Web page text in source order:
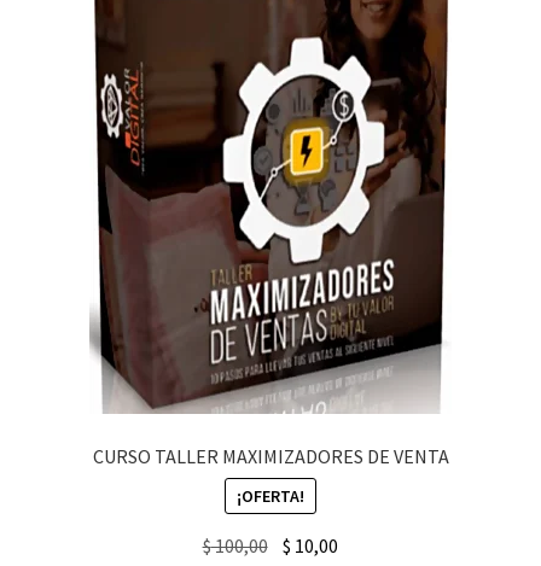
CURSO TALLER MAXIMIZADORES DE VENTA
¡OFERTA!
$100,00 Original
$ 10,00